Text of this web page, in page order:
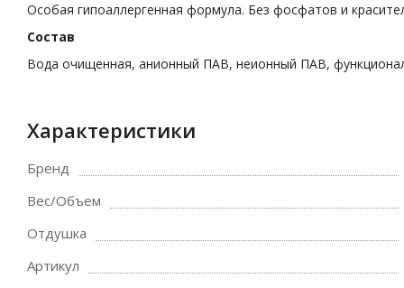
Особая гипоаллергенная формула. Без фосфатов и
Состав
Вода очищенная, анионный ПАВ, неионный ПАВ,
Характеристики
Бренд
Вес/Объем
Отдушка
Артикул